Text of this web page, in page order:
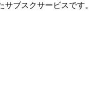
ブスクサービスで